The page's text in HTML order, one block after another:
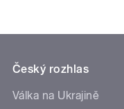
Český rozhlas
Válka na Ukrajině